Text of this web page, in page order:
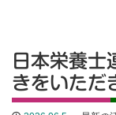
日本栄養士
きをいただ